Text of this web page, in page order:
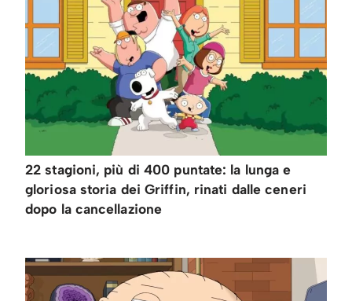
22 stagioni, più di 400 puntate: la lunga e
gloriosa storia dei Griffin, rinati dalle ceneri
dopo la cancellazione